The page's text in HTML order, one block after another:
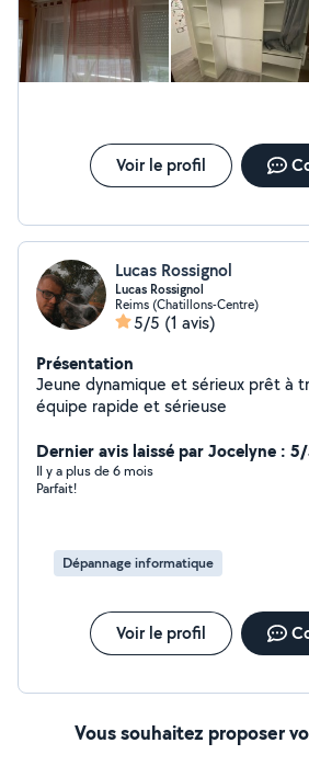
Voir le profil
Lucas Rossignol
Lucas Rossignol
Reims (Chatillons-Centre)
5/5 (1 avis)
Présentation
Jeune dynamique et sérieux prêt à
équipe rapide et sérieuse
Dernier avis laissé par Jocelyne :
Il y a plus de 6 mois
Parfait!
Dépannage informatique
Voir le profil
Vous souhaitez proposer